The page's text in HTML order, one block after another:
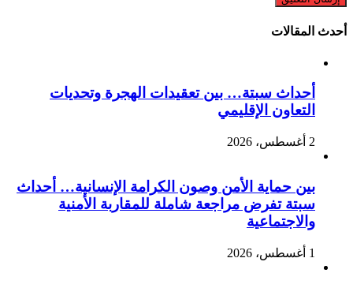
أحدث المقالات
أحداث سبتة… بين تعقيدات الهجرة وتحديات
التعاون الإقليمي
2 أغسطس، 2026
بين حماية الأمن وصون الكرامة الإنسانية… أحداث
سبتة تفرض مراجعة شاملة للمقاربة الأمنية
والاجتماعية
1 أغسطس، 2026